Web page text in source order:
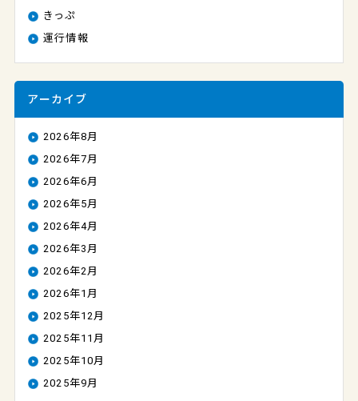
きっぷ
運行情報
アーカイブ
2026年8月
2026年7月
2026年6月
2026年5月
2026年4月
2026年3月
2026年2月
2026年1月
2025年12月
2025年11月
2025年10月
2025年9月